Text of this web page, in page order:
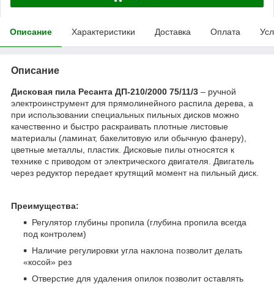
Описание Характеристики Доставка Оплата
Описание
Дисковая пила Ресанта ДП-210/2000 75/11/3 – ручной
электроинструмент для прямолинейного распила дерева, а
при использовании специальных пильных дисков можно
качественно и быстро раскраивать плотные листовые
материалы (ламинат, бакелитовую или обычную фанеру),
цветные металлы, пластик. Дисковые пилы относятся к
технике с приводом от электрического двигателя. Двигатель
через редуктор передает крутящий момент на пильный диск.
Преимущества:
Регулятор глубины пропила (глубина пропила всегда
под контролем)
Наличие регулировки угла наклона позволит делать
«косой» рез
Отверстие для удаления опилок позволит оставлять